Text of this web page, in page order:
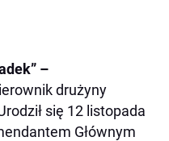
–
drużyny
się 12 listopada
Głównym